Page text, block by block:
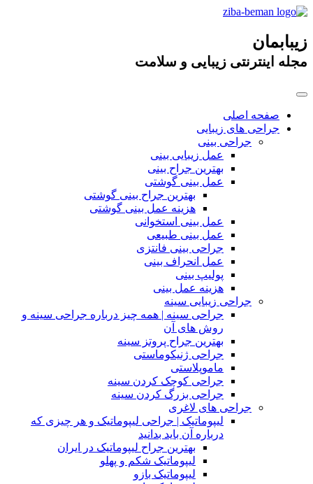
زیبابمان
مجله اینترنتی زیبایی و سلامت
صفحه اصلی
جراحی های زیبایی
جراحی بینی
عمل زیبایی بینی
بهترین جراح بینی
عمل بینی گوشتی
بهترین جراح بینی گوشتی
هزینه عمل بینی گوشتی
عمل بینی استخوانی
عمل بینی طبیعی
جراحی بینی فانتزی
عمل انحراف بینی
پولیپ بینی
هزینه عمل بینی
جراحی زیبایی سینه
جراحی سینه | همه چیز درباره جراحی سینه و
روش های آن
بهترین جراح پروتز سینه
جراحی ژنیکوماستی
ماموپلاستی
جراحی کوچک کردن سینه
جراحی بزرگ کردن سینه
جراحی های لاغری
لیپوماتیک | جراحی لیپوماتیک و هر چیزی که
درباره آن باید بدانید
بهترین جراح لیپوماتیک در ایران
لیپوماتیک شکم و پهلو
لیپوماتیک بازو